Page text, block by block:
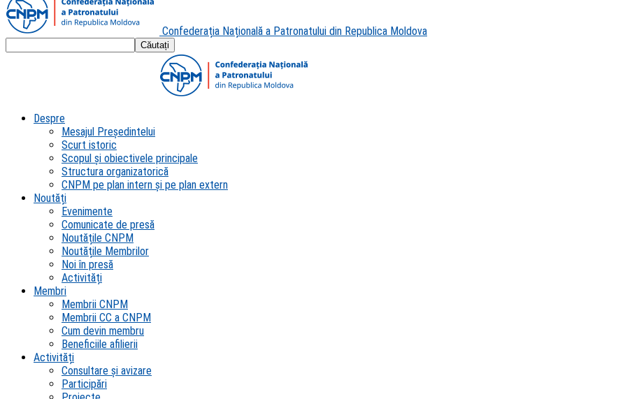
Confederația Națională a Patronatului din Republica Moldova
Despre
Mesajul Președintelui
Scurt istoric
Scopul şi obiectivele principale
Structura organizatorică
CNPM pe plan intern şi pe plan extern
Noutăți
Evenimente
Comunicate de presă
Noutățile CNPM
Noutățile Membrilor
Noi în presă
Activități
Membri
Membrii CNPM
Membrii CC a CNPM
Cum devin membru
Beneficiile afilierii
Activități
Consultare și avizare
Participări